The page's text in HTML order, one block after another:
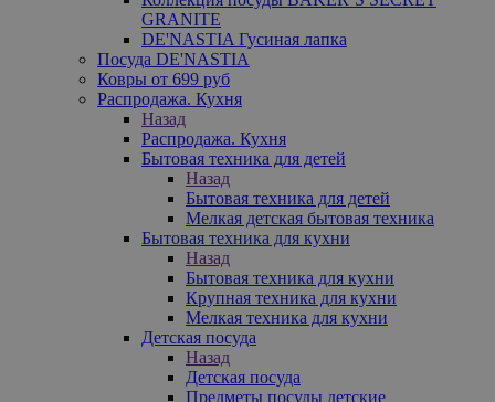
GRANITE
DE'NASTIA Гусиная лапка
Посуда DE'NASTIA
Ковры от 699 руб
Распродажа. Кухня
Назад
Распродажа. Кухня
Бытовая техника для детей
Назад
Бытовая техника для детей
Мелкая детская бытовая техника
Бытовая техника для кухни
Назад
Бытовая техника для кухни
Крупная техника для кухни
Мелкая техника для кухни
Детская посуда
Назад
Детская посуда
Предметы посуды детские